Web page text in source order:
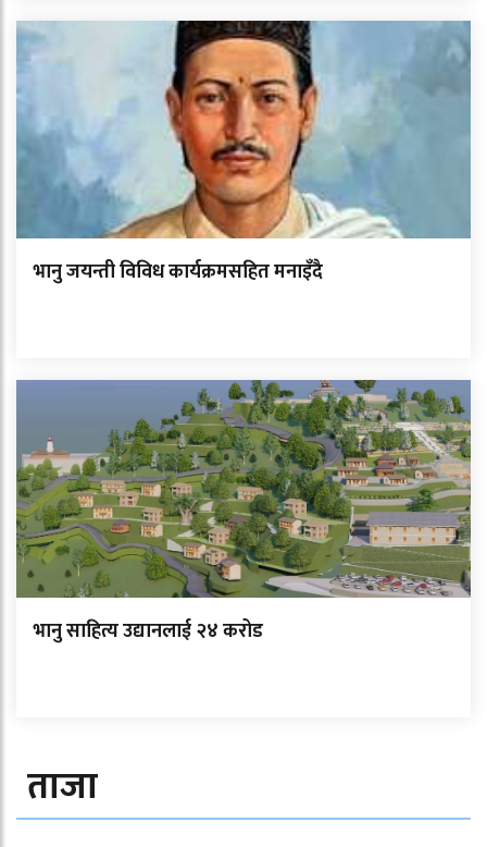
भानु जयन्ती विविध कार्यक्रमसहित मनाइँदै
भानु साहित्य उद्यानलाई २४ करोड
ताजा